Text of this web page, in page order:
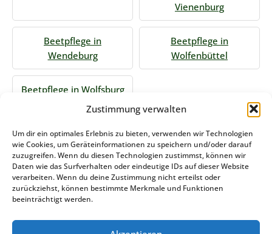
Zustimmung verwalten
Um dir ein optimales Erlebnis zu bieten, verwenden wir Technologien
wie Cookies, um Geräteinformationen zu speichern und/oder darauf
zuzugreifen. Wenn du diesen Technologien zustimmst, können wir
Daten wie das Surfverhalten oder eindeutige IDs auf dieser Website
verarbeiten. Wenn du deine Zustimmung nicht erteilst oder
zurückziehst, können bestimmte Merkmale und Funktionen
beeinträchtigt werden.
Vienenburg
Beetpflege in
Wendeburg
Beetpflege in
Wolfenbüttel
Beetpflege in Wolfsburg
Jetzt Anfrage stellen
Zum Formular
Das könnte Sie auch interessieren